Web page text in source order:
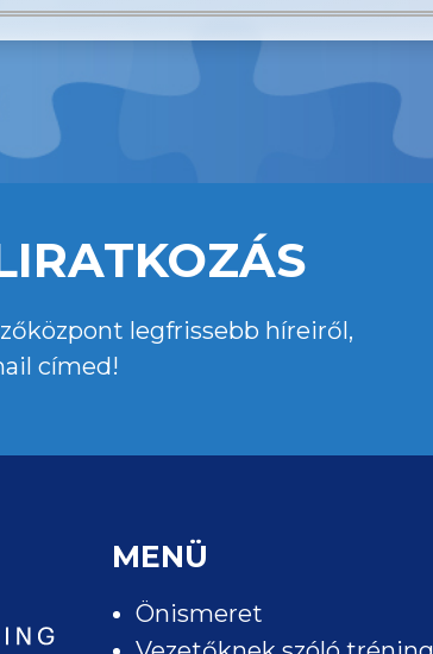
legfrissebb híreiről,
címed!
MENÜ
Önismeret